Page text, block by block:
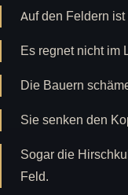
Auf den Feldern
Es regnet nicht im
Die Bauern
Sie senken den
Sogar die
Feld.